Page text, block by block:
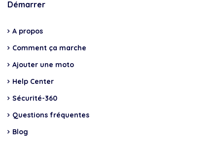
Démarrer
A propos
Comment ça marche
Ajouter une moto
Help Center
Sécurité-360
Questions fréquentes
Blog